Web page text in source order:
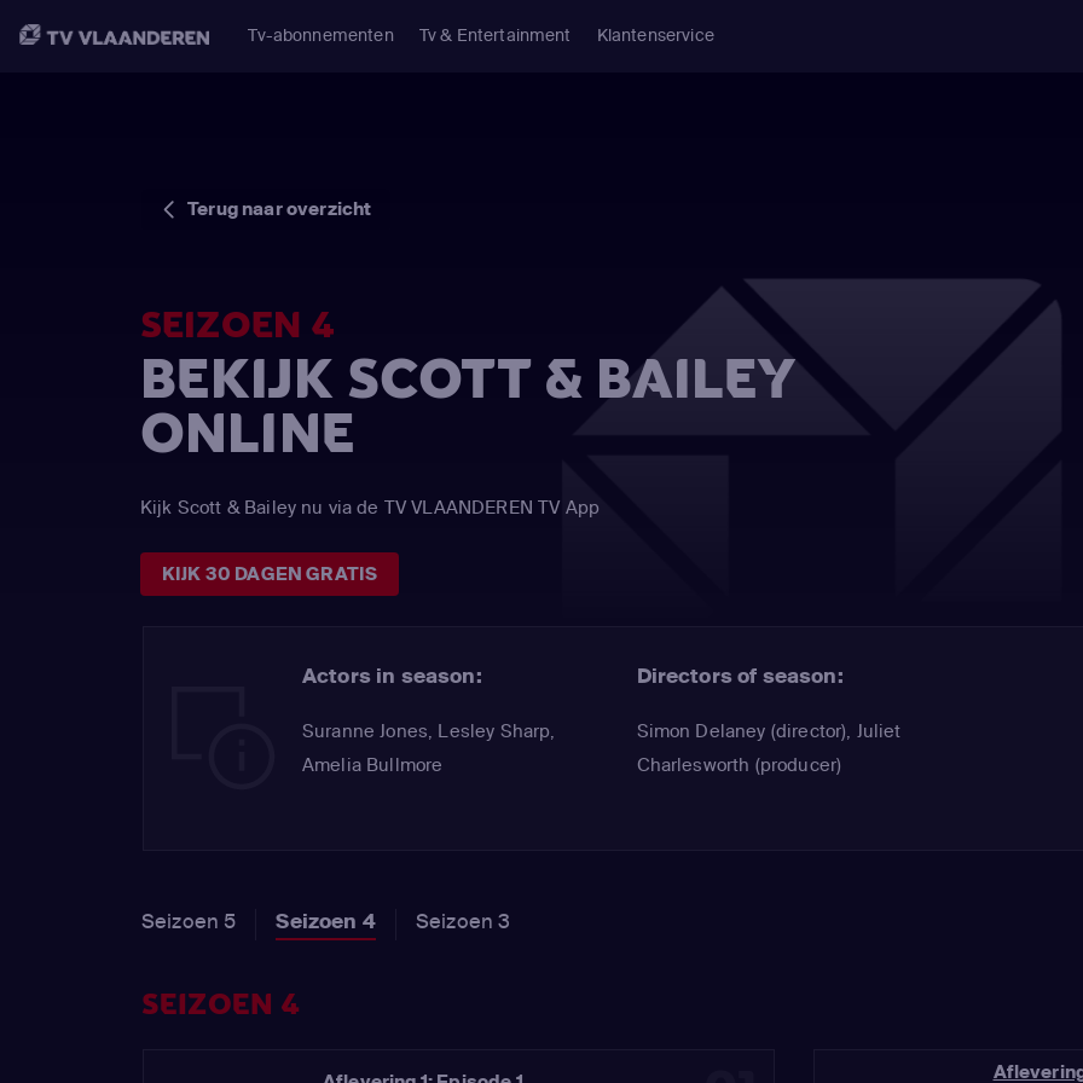
Tv-abonnementen Tv & Entertainment Klantenservice
Terug naar overzicht
SEIZOEN 4
BEKIJK SCOTT & BAILEY
ONLINE
Kijk Scott & Bailey nu via de TV VLAANDEREN TV App
KIJK 30 DAGEN GRATIS
Actors in season:
Suranne Jones, Lesley Sharp,
Amelia Bullmore
Directors of season:
Simon Delaney (director), Juliet
Charlesworth (producer)
Seizoen 5 Seizoen 4 Seizoen 3
SEIZOEN 4